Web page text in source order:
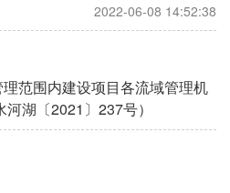
2022-06-08 14:52:38
理范围内建设项目各流域管理机
湖〔2021〕237号）